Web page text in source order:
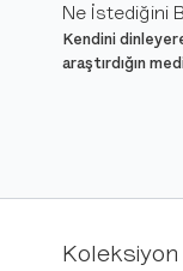
Ne İstediğini
Kendini
araştırdığın